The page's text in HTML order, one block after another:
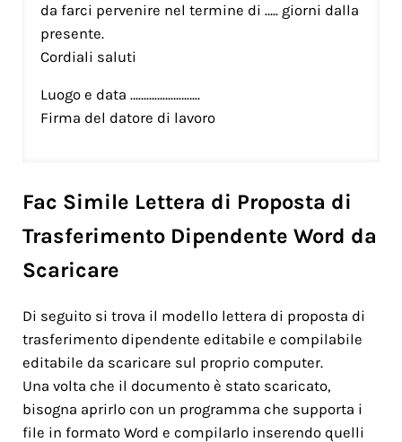
da farci pervenire nel termine di ….. giorni dalla
presente.
Cordiali saluti
Luogo e data ……………………..
Firma del datore di lavoro
Fac Simile Lettera di Proposta di
Trasferimento Dipendente Word da
Scaricare
Di seguito si trova il modello lettera di proposta di
trasferimento dipendente editabile e compilabile
editabile da scaricare sul proprio computer.
Una volta che il documento è stato scaricato,
bisogna aprirlo con un programma che supporta i
file in formato Word e compilarlo inserendo quelli